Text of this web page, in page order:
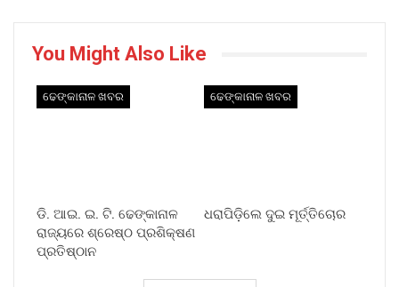
You Might Also Like
ଢେଙ୍କାନାଳ ଖବର
ଡି. ଆଇ. ଇ. ଟି. ଢେଙ୍କାନାଳ
ରାଜ୍ୟରେ ଶ୍ରେଷ୍ଠ ପ୍ରଶିକ୍ଷଣ
ପ୍ରତିଷ୍ଠାନ
ଢେଙ୍କାନାଳ ଖବର
ଧରାପିଡ଼ିଲେ ଦୁଇ ମୂର୍ତ୍ତିଚୋର